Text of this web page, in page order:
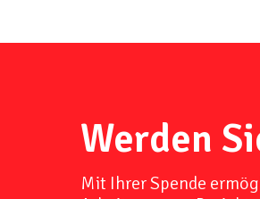
Werden
Mit Ihrer Spende